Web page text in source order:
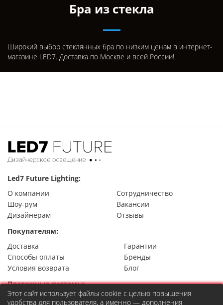
Бра из стекла
Широкий выбор стеклянных бра по низким ценам в интернет-
магазине LED7. Доставка по Москве и всей России!
Led7 Future Lighting:
О компании
Сотрудничество
Шоу-рум
Вакансии
Дизайнерам
Отзывы
Покупателям:
Доставка
Гарантии
Способы оплаты
Бренды
Условия возврата
Блог
Платежные системы:
Этот сайт использует файлы cookie с целью повышения
удобства для пользователя, а именно — дополнения